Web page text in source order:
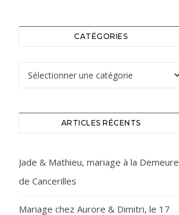
CATÉGORIES
Catégories
ARTICLES RÉCENTS
Jade & Mathieu, mariage à la Demeure
de Cancerilles
Mariage chez Aurore & Dimitri, le 17